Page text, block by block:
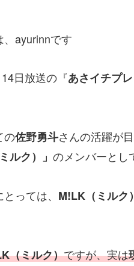
、ayurinnです
日放送の『あさイチプ
の佐野勇斗さんの活躍が
ルク）」 のメンバーとし
っては、 M!LK（ミルク）
（ミルク）ですが、実は